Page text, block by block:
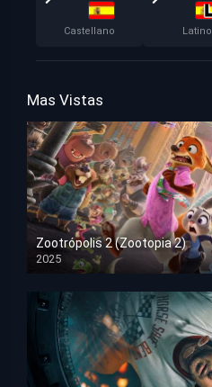
Castellano Latino
Mas Vistas
Zootrópolis 2 (Zootopia 2)
2025
HD 1080p